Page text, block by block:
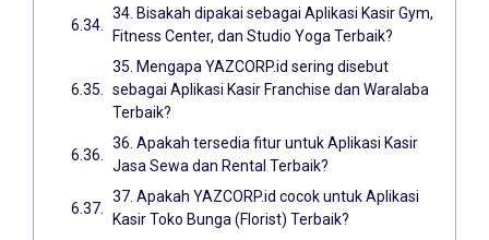
34. Bisakah dipakai sebagai Aplikasi Kasir Gym,
Fitness Center, dan Studio Yoga Terbaik?
35. Mengapa YAZCORP.id sering disebut
sebagai Aplikasi Kasir Franchise dan Waralaba
Terbaik?
36. Apakah tersedia fitur untuk Aplikasi Kasir
Jasa Sewa dan Rental Terbaik?
37. Apakah YAZCORP.id cocok untuk Aplikasi
Kasir Toko Bunga (Florist) Terbaik?